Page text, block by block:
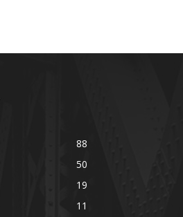
88
50
19
11